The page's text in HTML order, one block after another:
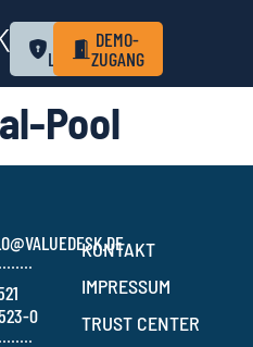
ZUM
LOGIN
DEMO-
ZUGANG
Pool
0
KONTAKT
IMPRESSUM
TRUST CENTER